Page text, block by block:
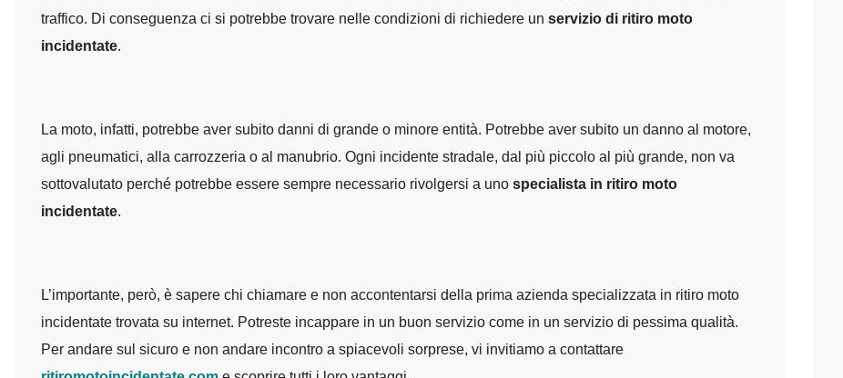
traffico. Di conseguenza ci si potrebbe trovare nelle condizioni di richiedere un servizio di ritiro moto
incidentate.
La moto, infatti, potrebbe aver subito danni di grande o minore entità. Potrebbe aver subito un danno al motore,
agli pneumatici, alla carrozzeria o al manubrio. Ogni incidente stradale, dal più piccolo al più grande, non va
sottovalutato perché potrebbe essere sempre necessario rivolgersi a uno specialista in ritiro moto
incidentate.
L’importante, però, è sapere chi chiamare e non accontentarsi della prima azienda specializzata in ritiro moto
incidentate trovata su internet. Potreste incappare in un buon servizio come in un servizio di pessima qualità.
Per andare sul sicuro e non andare incontro a spiacevoli sorprese, vi invitiamo a contattare